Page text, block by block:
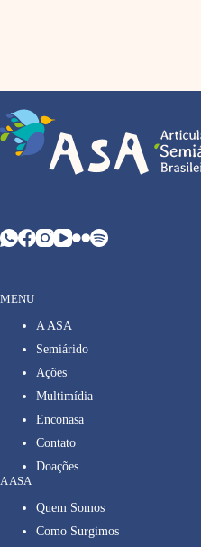
MENU
A ASA
Semiárido
Ações
Multimídia
Enconasa
Contato
Doações
A ASA
Quem Somos
Como Surgimos